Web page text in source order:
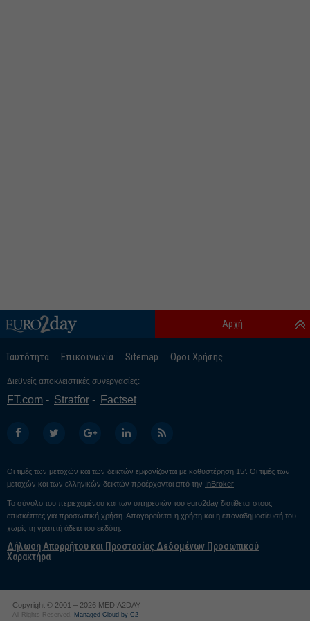
Ταυτότητα Επικοινωνία Sitemap Οροι Χρήσης
Αρχή
Διεθνείς αποκλειστικές συνεργασίες:
FT.com Stratfor Factset
Οι τιμές των μετοχών και των δεικτών εμφανίζονται με καθυστέρηση 15’. Οι τιμές των
μετοχών και των ελληνικών δεικτών προέρχονται από την
InBroker
Το σύνολο του περιεχομένου και των υπηρεσιών του euro2day διατίθεται στους
επισκέπτες για προσωπική χρήση. Απαγορεύεται η χρήση και η επαναδημοσίευσή του
χωρίς τη γραπτή άδεια του εκδότη.
Δήλωση Απορρήτου και Προστασίας Δεδομένων Προσωπικού
Χαρακτήρα
Copyright © 2001 – 2026 MEDIA2DAY
All Rights Reserved. Managed Cloud by C2